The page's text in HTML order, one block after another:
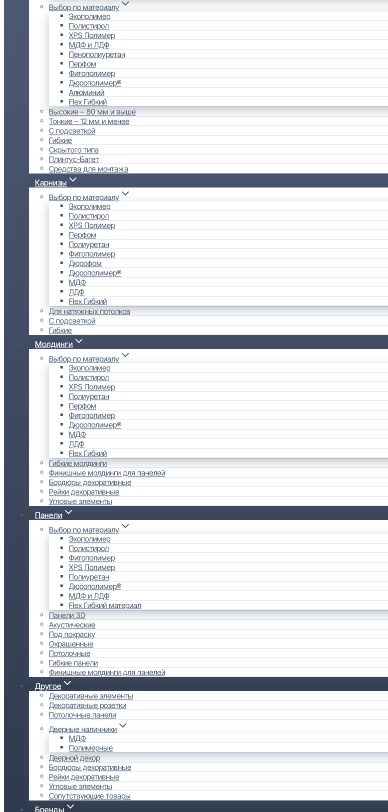
Выбор по материалу
Экополимер
Полистирол
XPS Полимер
МДФ и ЛДФ
Пенополиуретан
Перфом
Фитополимер
Дюрополимер®
Алюминий
Flex Гибкий
Высокие – 80 мм и выше
Тонкие – 12 мм и менее
С подсветкой
Гибкие
Скрытого типа
Плинтус-Багет
Средства для монтажа
Карнизы
Выбор по материалу
Экополимер
Полистирол
XPS Полимер
Перфом
Полиуретан
Фитополимер
Дюрофом
Дюрополимер®
МДФ
ЛДФ
Flex Гибкий
Для натяжных потолков
С подсветкой
Гибкие
Молдинги
Выбор по материалу
Экополимер
Полистирол
XPS Полимер
Полиуретан
Перфом
Фитополимер
Дюрополимер®
МДФ
ЛДФ
Flex Гибкий
Гибкие молдинги
Финишные молдинги для панелей
Бордюры декоративные
Рейки декоративные
Угловые элементы
Панели
Выбор по материалу
Экополимер
Полистирол
Фитополимер
XPS Полимер
Полиуретан
Дюрополимер®
МДФ и ЛДФ
Flex Гибкий материал
Панели 3D
Акустические
Под покраску
Окрашенные
Потолочные
Гибкие панели
Финишные молдинги для панелей
Другое
Декоративные элементы
Декоративные розетки
Потолочные панели
Дверные наличники
МДФ
Полимерные
Дверной декор
Бордюры декоративные
Рейки декоративные
Угловые элементы
Сопутствующие товары
Бренды